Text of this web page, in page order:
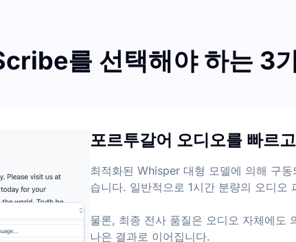
를 선택해야 하는 3
며, 하루에 3 파일의 제한이 있습니다. 파일 길이나 크
및 핵심 포인트를 생성하여 긴 콘텐츠에서 가장 중요한
포르투갈어 오디오를 빠르
최적화된 Whisper 대형 모델에 의해 구
습니다. 일반적으로 1시간 분량의 오디오
물론, 최종 전사 품질은 오디오 자체에도
나은 결과로 이어집니다.